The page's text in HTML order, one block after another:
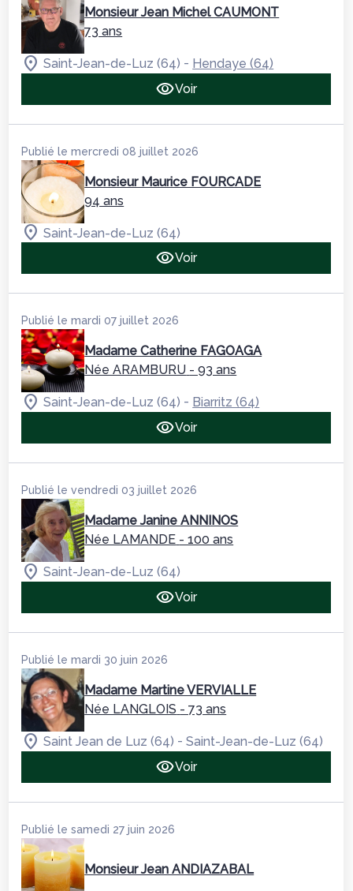
Monsieur Jean Michel CAUMONT
73 ans
Saint-Jean-de-Luz (64) - Hendaye (64)
Voir
Publié le mercredi 08 juillet 2026
Monsieur Maurice FOURCADE
94 ans
Saint-Jean-de-Luz (64)
Voir
Publié le mardi 07 juillet 2026
Madame Catherine FAGOAGA
Née ARAMBURU - 93 ans
Saint-Jean-de-Luz (64) - Biarritz (64)
Voir
Publié le vendredi 03 juillet 2026
Madame Janine ANNINOS
Née LAMANDE - 100 ans
Saint-Jean-de-Luz (64)
Voir
Publié le mardi 30 juin 2026
Madame Martine VERVIALLE
Née LANGLOIS - 73 ans
Saint Jean de Luz (64) -Saint-Jean-de-Luz (64)
Voir
Publié le samedi 27 juin 2026
Monsieur Jean ANDIAZABAL